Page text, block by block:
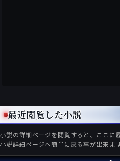
最近閲覧した小説
小説の詳細ページを閲覧すると、ここに
小説詳細ページへ簡単に戻る事が出来ます